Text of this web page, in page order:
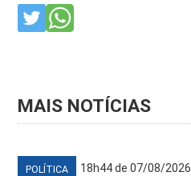
MAIS NOTÍCIAS
POLÍTICA 18h44 de 07/08/2026